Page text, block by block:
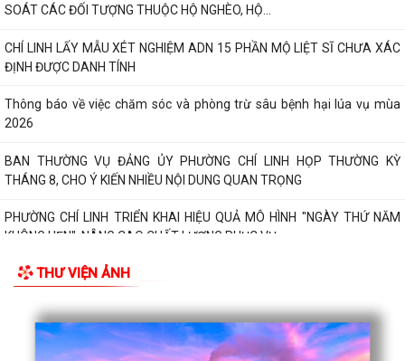
SOÁT CÁC ĐỐI TƯỢNG THUỘC HỘ NGHÈO, HỘ...
CHÍ LINH LẤY MẪU XÉT NGHIỆM ADN 15 PHẦN MỘ LIỆT SĨ CHƯA XÁC
ĐỊNH ĐƯỢC DANH TÍNH
Thông báo về việc chăm sóc và phòng trừ sâu bệnh hại lúa vụ mùa
2026
BAN THƯỜNG VỤ ĐẢNG ỦY PHƯỜNG CHÍ LINH HỌP THƯỜNG KỲ
THÁNG 8, CHO Ý KIẾN NHIỀU NỘI DUNG QUAN TRỌNG
PHƯỜNG CHÍ LINH TRIỂN KHAI HIỆU QUẢ MÔ HÌNH "NGÀY THỨ NĂM
KHÔNG HẸN", NÂNG CAO CHẤT LƯỢNG PHỤC VỤ...
THƯ VIỆN ẢNH